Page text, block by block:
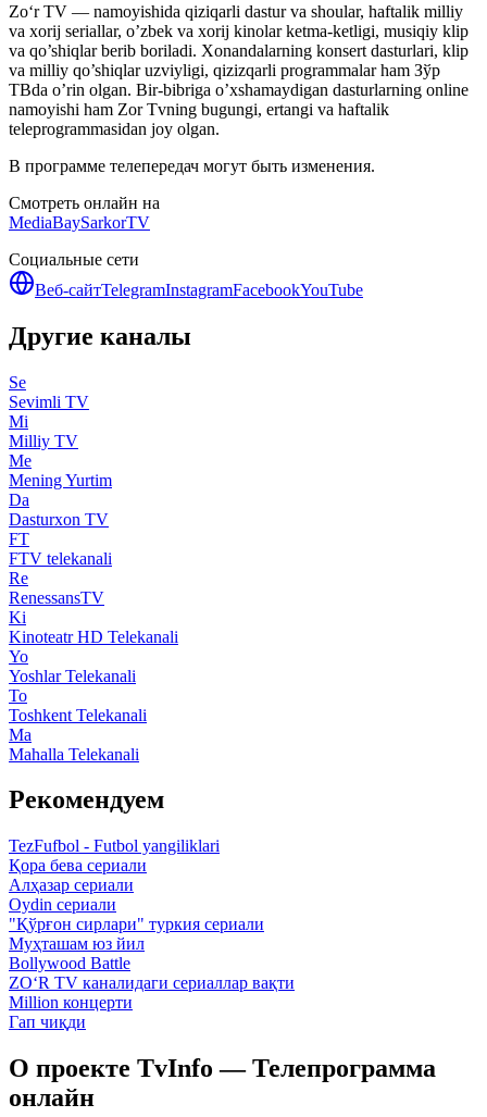
Zo‘r TV — namoyishida qiziqarli dastur va shoular, haftalik milliy
va xorij seriallar, o’zbek va xorij kinolar ketma-ketligi, musiqiy klip
va qo’shiqlar berib boriladi. Xonandalarning konsert dasturlari, klip
va milliy qo’shiqlar uzviyligi, qizizqarli programmalar ham Зўр
ТВda o’rin olgan. Bir-bibriga o’xshamaydigan dasturlarning online
namoyishi ham Zor Tvning bugungi, ertangi va haftalik
teleprogrammasidan joy olgan.
В программе телепередач могут быть изменения.
Смотреть онлайн на
MediaBaySarkorTV
Социальные сети
Веб-сайтTelegramInstagramFacebookYouTube
Другие каналы
Se
Sevimli TV
Mi
Milliy TV
Me
Mening Yurtim
Da
Dasturxon TV
FT
FTV telekanali
Re
RenessansTV
Ki
Kinoteatr HD Telekanali
Yo
Yoshlar Telekanali
To
Toshkent Telekanali
Ma
Mahalla Telekanali
Рекомендуем
TezFufbol - Futbol yangiliklari
Қора бева сериали
Алҳазар сериали
Oydin сериали
"Қўрғон сирлари" туркия сериали
Муҳташам юз йил
Bollywood Battle
ZO‘R TV каналидаги сериаллар вақти
Million концерти
Гап чиқди
О проекте TvInfo — Телепрограмма
онлайн